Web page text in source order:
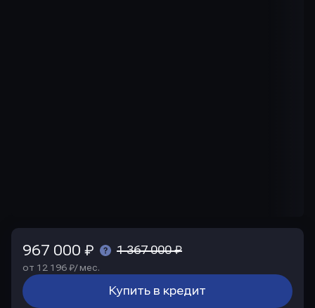
967 000 ₽ 1 367 000 ₽
от 12 196 ₽/ мес.
Купить в кредит